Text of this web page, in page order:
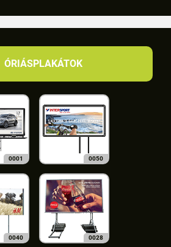
ÓRIÁSPLAKÁTOK
0001 0050
0040 0028